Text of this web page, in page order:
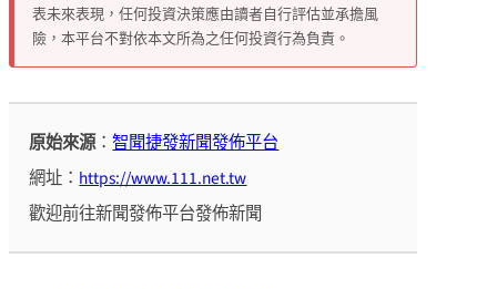
表未來表現，任何投資決策應由讀者自行評估並承擔風
險，本平台不對依本文所為之任何投資行為負責。
原始來源：智聞捷發新聞發佈平台
網址： https://www.111.net.tw
歡迎前往新聞發佈平台發佈新聞